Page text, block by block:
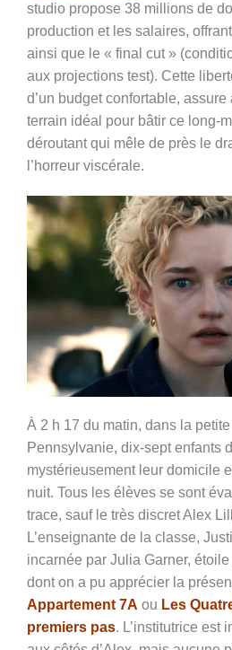
studio propose 38 millions de
production et les salaires,
ainsi que le « final cut »
aux projections test). Cette
d’un budget confortable,
terrain idéal pour bâtir ce long-
déroutant qui mêle de près le
l’horreur viscérale.
À 2 h 17 du matin, dans la
Pennsylvanie, dix-sept enfants
mystérieusement leur domicile
nuit. Tous les élèves se sont
trace, sauf le très discret Alex
L’enseignante de la classe,
incarnée par Julia Garner,
dont on a pu apprécier la
Appartement 7A ou Les
premiers pas. L’institutrice est